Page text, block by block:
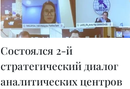
Состоялся 2-й
стратегический диалог
аналитических центров